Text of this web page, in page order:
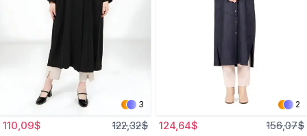
3
110,09$ 122,32$
2
124,64$ 156,07$